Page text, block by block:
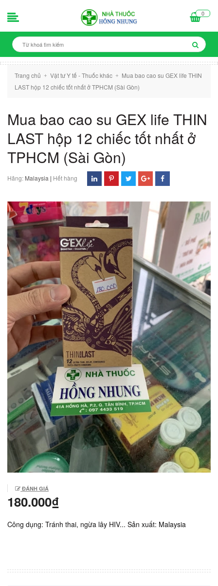
0
Trang chủ + Vật tư Y tế - Thuốc khác +
Mua bao cao su GEX life THIN
LAST hộp 12 chiếc tốt nhất ở TPHCM (Sài Gòn)
Mua bao cao su GEX life THIN
LAST hộp 12 chiếc tốt nhất ở
TPHCM (Sài Gòn)
Hãng: Malaysia | Hết hàng
ĐÁNH GIÁ
180.000₫
Công dụng: Tránh thai, ngừa lây HIV... Sản xuất: Malaysia